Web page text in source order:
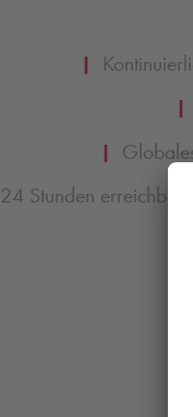
|
|
|
24 Stunden